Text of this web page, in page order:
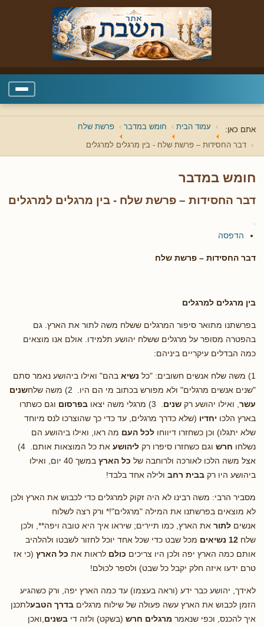
אתם כאן: עמוד הבית חומש במדבר פרשת שלח
דבר החסידות – פרשת שלח - בין מרגלים למרגלים
חומש במדבר
דבר החסידות – פרשת שלח - בין מרגלים למרגלים
הדפסה
דבר החסידות – פרשת שלח
בין מרגלים למרגלים
בפרשתנו מתואר סיפור המרגלים ששלח משה לתור את הארץ. גם
בהפטרה מסופר על מרגלים ששלח יהושע תלמידו. אולם אנו מוצאים
כמה הבדלים עיקריים ביניהם:
1) משה שלח אנשים חשובים: "כל נשיא בהם" ואילו ביהושע נאמר סתם
"שנים אנשים מרגלים" ולא מפורש בכתוב מי הם היו. 2) משה שלח
שנים
עשר , ואילו יהושע רק שנים בפרסום וגם כשתרו
בארץ הלכו יחדיו (שלא כדרך מרגלים, עד כדי כך שהוצרכו לנס מיוחד
שלא יתגלו) וכן כשחזרו דיווחו לכל העם מה ראו, ואילו ביהושע הם
נשלחו חרש וגם כשחזרו סיפרו רק ליהושע
את כל המוצאות אותם. 4)
אצל משה הלכו לאורכה ולרוחבה של כל הארץ
במשך 40 יום, ואילו
ביהושע היו רק בבית רחב ולילה אחד בלבד!
מסביר הרבי: משה רבינו לא היה זקוק למרגלים כדי לכבוש את הארץ ולכן
לא מוצאים בפרשתנו את המילה "מרגלים"!* ורק רצה לשלוח
אנשים לתור את הארץ, כמו תיירים; שיראו איך היא טובה ויפה**, ולכן
שלח 12 נשיאים
מכל שבט כדי שכל אחד יוכל לחזור לשבטו ולהלהיב
אותם כמה הארץ יפה ולכן היו צריכים כולם לראות את כל הארץ (כי אז
טרם ידעו איזה חלק יקבל כל שבט) ולספר לכולם!
לאידך, יהושע כבר ידע (וראה בעצמו) עד כמה הארץ יפה, ורק כשהגיע
הזמן לכבוש את הארץ עשה פעולה של שילוח מרגלים בדרך הטבעלתכנן
איך להכנס, וכפי שנאמר מרגלים חרש (בשקט) ולזה די בשנים ,ואכן